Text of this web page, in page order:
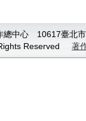
總中心 10617臺
Reserved 著